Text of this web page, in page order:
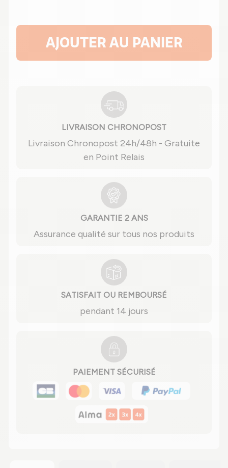
AJOUTER AU PANIER
LIVRAISON CHRONOPOST
Livraison Chronopost 24h/48h - Gratuite
en Point Relais
GARANTIE 2 ANS
Assurance qualité sur tous nos produits
SATISFAIT OU REMBOURSÉ
pendant 14 jours
PAIEMENT SÉCURISÉ